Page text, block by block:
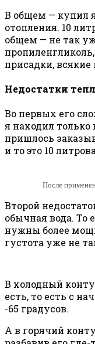
В общем — купил
отопления. 10
общем — не так
присадки, всякие
Недостатки
Во первых его
я находил только
пришлось
и то это 10
После
Второй
обычная вода. То
нужны более
густота уже не
В холодный
есть, то есть с
-65 градусов.
А в горячий